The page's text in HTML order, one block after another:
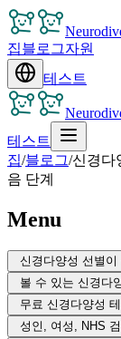
집블로그자원
테스트
테스트
집/블로그/신경다
음 단계
Menu
신경다양성 선별
볼 수 있는 신경다
무료 신경다양성
성인, 여성, NHS